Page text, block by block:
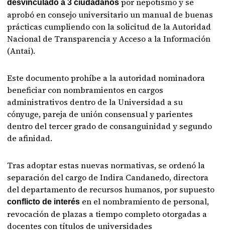
desvinculado a 3 ciudadanos
aprobó en consejo universitario un manual de buenas
prácticas cumpliendo con la solicitud de la Autoridad
Nacional de Transparencia y Acceso a la Información
(Antai).
Este documento prohíbe a la autoridad nominadora
beneficiar con nombramientos en cargos
administrativos dentro de la Universidad a su
cónyuge, pareja de unión consensual y parientes
dentro del tercer grado de consanguinidad y segundo
de afinidad.
Tras adoptar estas nuevas normativas, se ordenó la
separación del cargo de Indira Candanedo, directora
del departamento de recursos humanos, por supuesto
conflicto de interés en el nombramiento de personal,
revocación de plazas a tiempo completo otorgadas a
docentes con títulos de universidades